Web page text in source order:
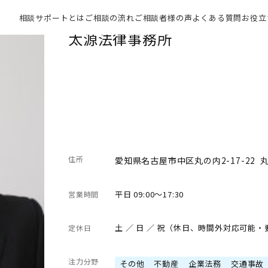
相談サポートとは ご相談の流れご相談者様の声よくある質問お役
太源法律事務所
住所 愛知県名古屋市中区丸の内2-17-22
営業時間 平日 09:00～17:30
定休日 土 ／ 日 ／ 祝（休日、時間外対応可能・
注力分野 その他 不動産 企業法務 交通事故